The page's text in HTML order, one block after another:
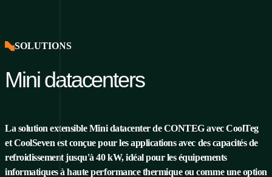
SOLUTIONS
Mini datacenters
La solution extensible Mini datacenter de CONTEG avec CoolTeg
et CoolSeven est conçue pour les applications avec des capacités de
refroidissement jusqu'à 40 kW, idéal pour les équipements
informatiques à haute performance thermique ou comme une option